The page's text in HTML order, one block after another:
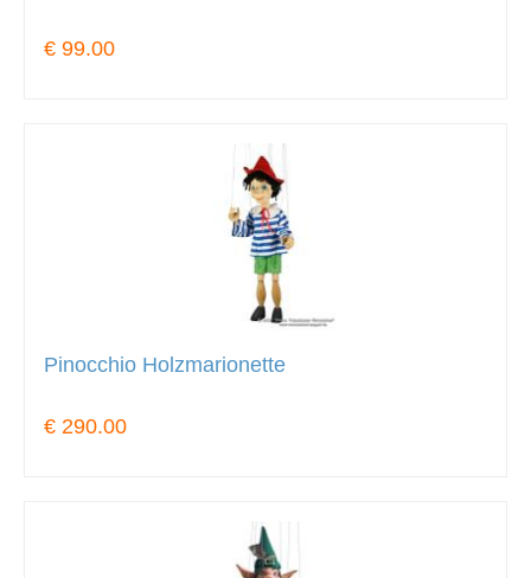
€ 99.00
Pinocchio Holzmarionette
€ 290.00